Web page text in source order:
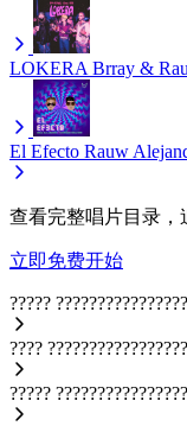
LOKERA Brray &
El Efecto Rauw
查看完整唱片目录，
立即免费开始
?????
????
?????